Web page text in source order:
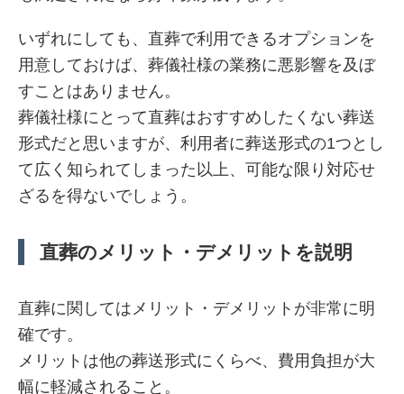
いずれにしても、直葬で利用できるオプションを
用意しておけば、葬儀社様の業務に悪影響を及ぼ
すことはありません。
葬儀社様にとって直葬はおすすめしたくない葬送
形式だと思いますが、利用者に葬送形式の1つとし
て広く知られてしまった以上、可能な限り対応せ
ざるを得ないでしょう。
直葬のメリット・デメリットを説明
直葬に関してはメリット・デメリットが非常に明
確です。
メリットは他の葬送形式にくらべ、費用負担が大
幅に軽減されること。